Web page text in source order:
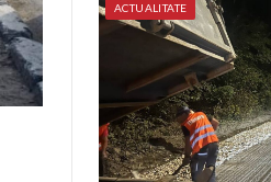
ACTUALITATE